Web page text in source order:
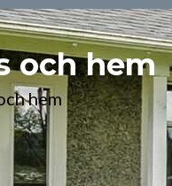
och hem
hem